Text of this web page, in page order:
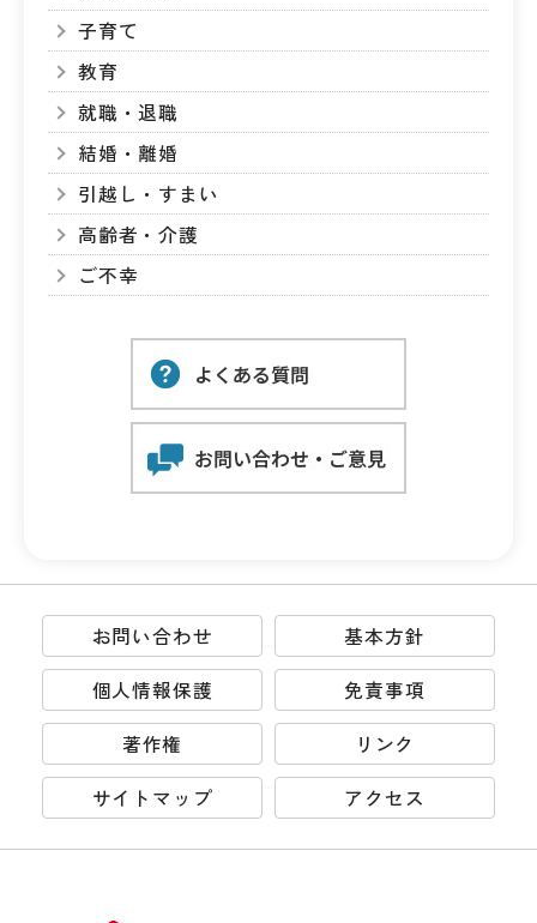
子育て
教育
就職・退職
結婚・離婚
引越し・すまい
高齢者・介護
ご不幸
お問い合わせ
基本方針
個人情報保護
免責事項
著作権
リンク
サイトマップ
アクセス